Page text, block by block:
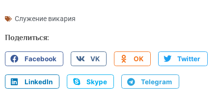
Служение викария
Поделиться:
Facebook VK OK Twitter
LinkedIn Skype Telegram